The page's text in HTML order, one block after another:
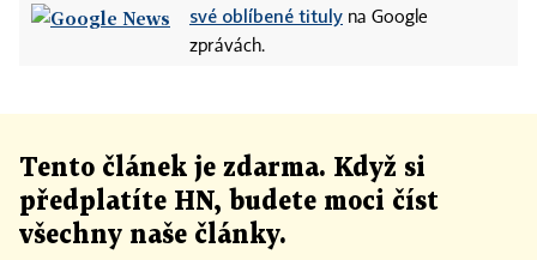
své oblíbené tituly na Google
zprávách.
Tento článek je zdarma. Když si
předplatíte HN, budete moci číst
všechny naše články.